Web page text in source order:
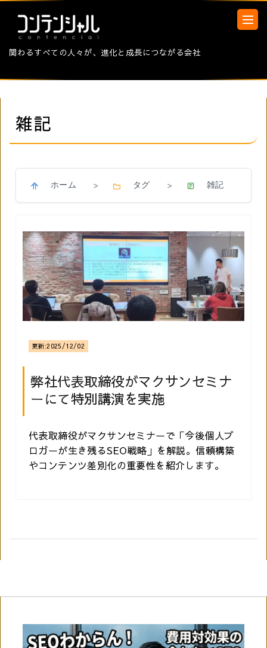
関わるすべての人々が、進化と成長につながる会社
雑記
ホーム > タグ > 雑記
弊社代表取締役がマクサンセミナ
ーにて特別講演を実施
更新:2025/12/02
代表取締役がマクサンセミナーで「今後個人ブ
ロガーが生き残るSEO戦略」を解説。信頼構築
やコンテンツ差別化の重要性を紹介します。